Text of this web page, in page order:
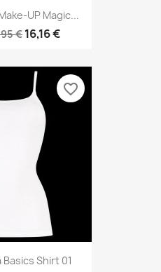
UP Magic...
€ 16,16 €
Shirt 01
favorite_border